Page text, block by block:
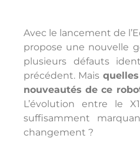
Avec le lancement de
propose une nouvelle
plusieurs défauts
précédent. Mais
nouveautés de ce
L’évolution entre le
suffisamment
changement ?